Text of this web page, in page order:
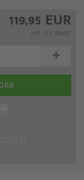
119,95 EUR
inkl. 19% MwSt.